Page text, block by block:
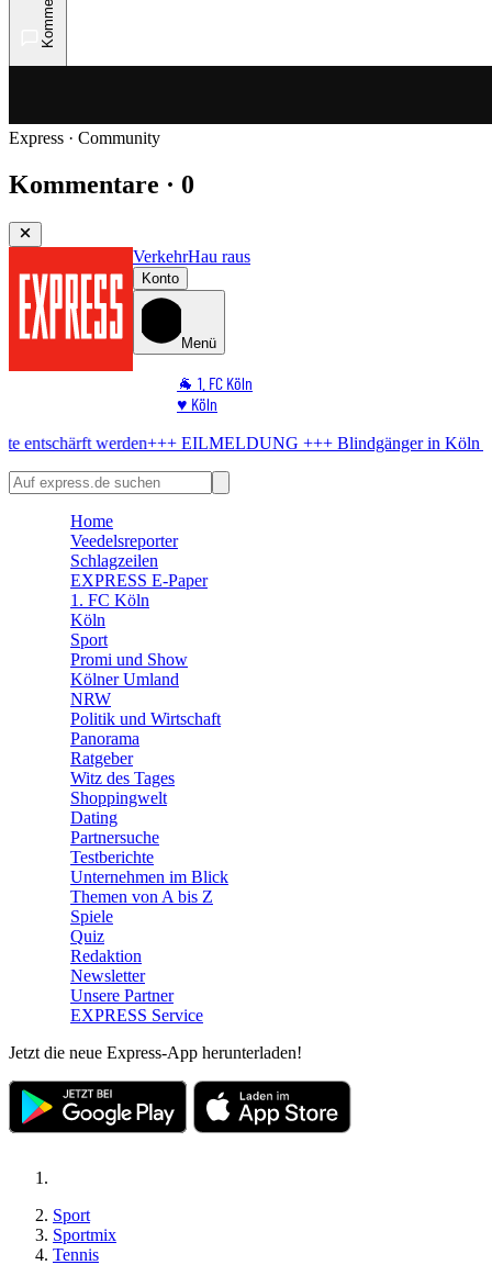
Express · Community
Kommentare · 0
VerkehrHau raus
Konto
Menü
🐐 1. FC Köln
♥️ Köln
🏆 Sport
+++ EILMELDUNG +++Blindgänger in KölnBombe im Rhein!
Home
Veedelsreporter
Schlagzeilen
EXPRESS E-Paper
1. FC Köln
Köln
Sport
Promi und Show
Kölner Umland
NRW
Politik und Wirtschaft
Panorama
Ratgeber
Witz des Tages
Shoppingwelt
Dating
Partnersuche
Testberichte
Unternehmen im Blick
Themen von A bis Z
Spiele
Quiz
Redaktion
Newsletter
Unsere Partner
EXPRESS Service
Jetzt die neue Express-App herunterladen!
Sport
Sportmix
Tennis